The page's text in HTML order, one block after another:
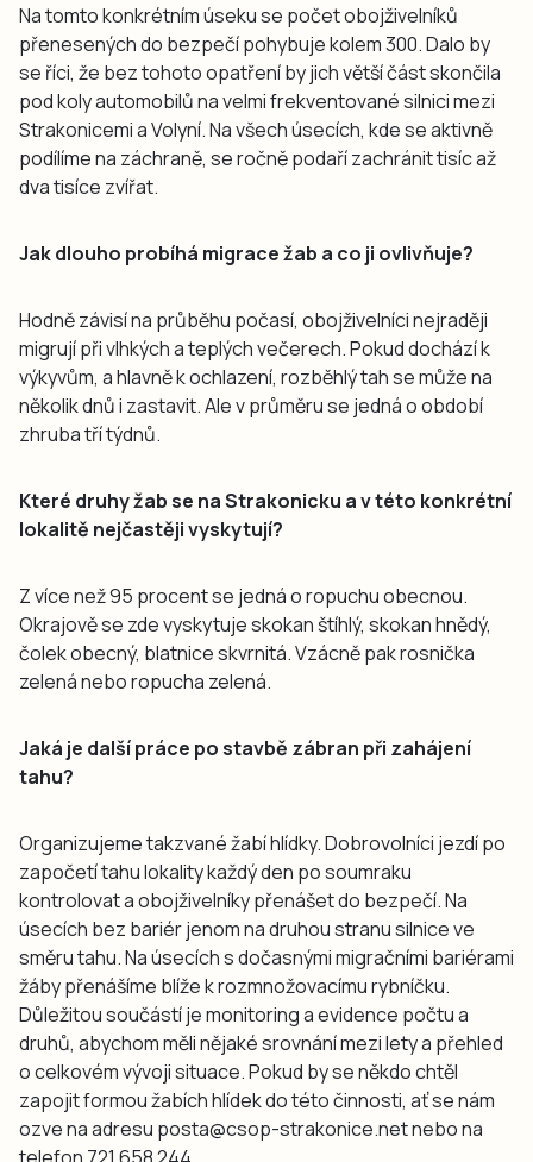
Na tomto konkrétním úseku se počet obojživelníků
přenesených do bezpečí pohybuje kolem 300. Dalo by
se říci, že bez tohoto opatření by jich větší část skončila
pod koly automobilů na velmi frekventované silnici mezi
Strakonicemi a Volyní. Na všech úsecích, kde se aktivně
podílíme na záchraně, se ročně podaří zachránit tisíc až
dva tisíce zvířat.
Jak dlouho probíhá migrace žab a co ji ovlivňuje?
Hodně závisí na průběhu počasí, obojživelníci nejraději
migrují při vlhkých a teplých večerech. Pokud dochází k
výkyvům, a hlavně k ochlazení, rozběhlý tah se může na
několik dnů i zastavit. Ale v průměru se jedná o období
zhruba tří týdnů.
Které druhy žab se na Strakonicku a v této konkrétní
lokalitě nejčastěji vyskytují?
Z více než 95 procent se jedná o ropuchu obecnou.
Okrajově se zde vyskytuje skokan štíhlý, skokan hnědý,
čolek obecný, blatnice skvrnitá. Vzácně pak rosnička
zelená nebo ropucha zelená.
Jaká je další práce po stavbě zábran při zahájení
tahu?
Organizujeme takzvané žabí hlídky. Dobrovolníci jezdí po
započetí tahu lokality každý den po soumraku
kontrolovat a obojživelníky přenášet do bezpečí. Na
úsecích bez bariér jenom na druhou stranu silnice ve
směru tahu. Na úsecích s dočasnými migračními bariérami
žáby přenášíme blíže k rozmnožovacímu rybníčku.
Důležitou součástí je monitoring a evidence počtu a
druhů, abychom měli nějaké srovnání mezi lety a přehled
o celkovém vývoji situace. Pokud by se někdo chtěl
zapojit formou žabích hlídek do této činnosti, ať se nám
ozve na adresu posta@csop-strakonice.net nebo na